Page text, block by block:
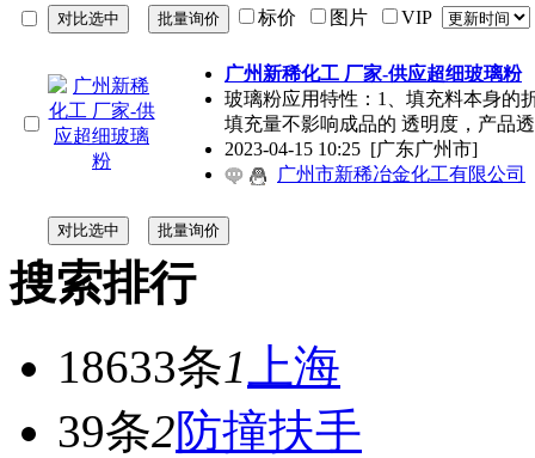
标价 图片 VIP
广州新稀化工 厂家-供应超细玻璃粉
玻璃粉应用特性：1、填充料本身的
填充量不影响成品的 透明度，产品
2023-04-15 10:25 [广东广州市]
广州市新稀冶金化工有限公司
搜索排行
18633条1 上海
39条2防撞扶手